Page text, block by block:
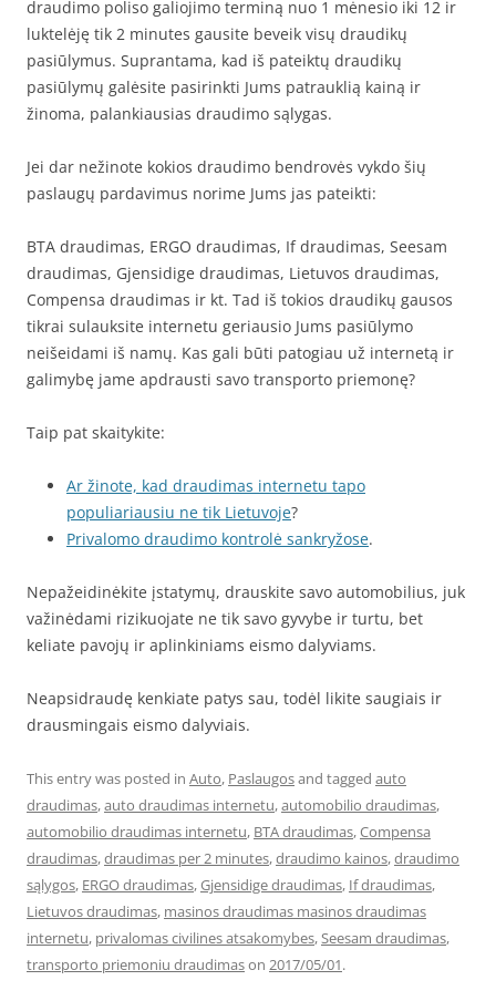
draudimo poliso galiojimo terminą nuo 1 mėnesio iki 12 ir
luktelėję tik 2 minutes gausite beveik visų draudikų
pasiūlymus. Suprantama, kad iš pateiktų draudikų
pasiūlymų galėsite pasirinkti Jums patrauklią kainą ir
žinoma, palankiausias draudimo sąlygas.
Jei dar nežinote kokios draudimo bendrovės vykdo šių
paslaugų pardavimus norime Jums jas pateikti:
BTA draudimas, ERGO draudimas, If draudimas, Seesam
draudimas, Gjensidige draudimas, Lietuvos draudimas,
Compensa draudimas ir kt. Tad iš tokios draudikų gausos
tikrai sulauksite internetu geriausio Jums pasiūlymo
neišeidami iš namų. Kas gali būti patogiau už internetą ir
galimybę jame apdrausti savo transporto priemonę?
Taip pat skaitykite:
Ar žinote, kad draudimas internetu tapo
populiariausiu ne tik Lietuvoje?
Privalomo draudimo kontrolė sankryžose.
Nepažeidinėkite įstatymų, drauskite savo automobilius, juk
važinėdami rizikuojate ne tik savo gyvybe ir turtu, bet
keliate pavojų ir aplinkiniams eismo dalyviams.
Neapsidraudę kenkiate patys sau, todėl likite saugiais ir
drausmingais eismo dalyviais.
This entry was posted in Auto, Paslaugosand tagged auto
draudimas,auto draudimas internetu,automobilio draudimas,
automobilio draudimas internetu, BTA draudimas,Compensa
draudimas,draudimas per 2 minutes,draudimo kainos,draudimo
sąlygos, ERGO draudimas,Gjensidige draudimas, If draudimas,
Lietuvos draudimas, masinos draudimas masinos draudimas
internetu, privalomas civilines atsakomybes,Seesam draudimas,
transporto priemoniu draudimason 2017/05/01.